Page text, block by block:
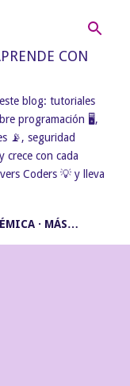
CON
blog: tutoriales
programación 🖥️,
📡, seguridad
crece con cada
Coders 💡 y lleva
MÁS…